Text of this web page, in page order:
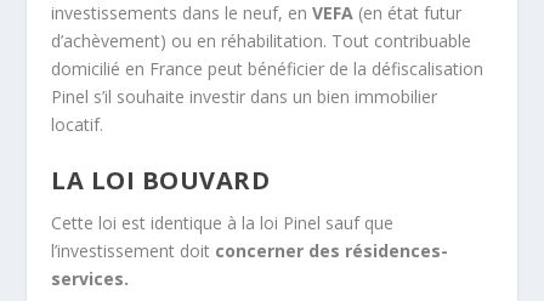
investissements dans le neuf, enVEFA (en état futur
d’achèvement) ou en réhabilitation. Tout contribuable
domicilié en France peut bénéficier de la défiscalisation
Pinel s’il souhaite investir dans un bien immobilier
locatif.
LA LOI BOUVARD
Cette loi est identique à la loi Pinel sauf que
l’investissement doit concerner des résidences-
services.